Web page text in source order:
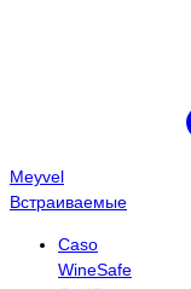
Meyvel
Встраиваемые
Caso
WineSafe